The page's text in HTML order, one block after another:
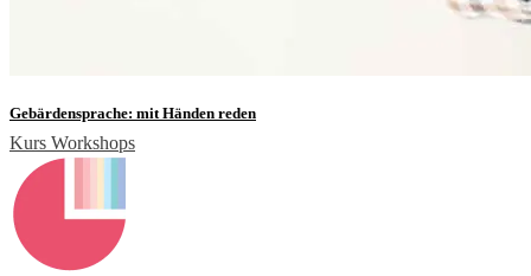
Gebärdensprache: mit Händen reden
Kurs Workshops